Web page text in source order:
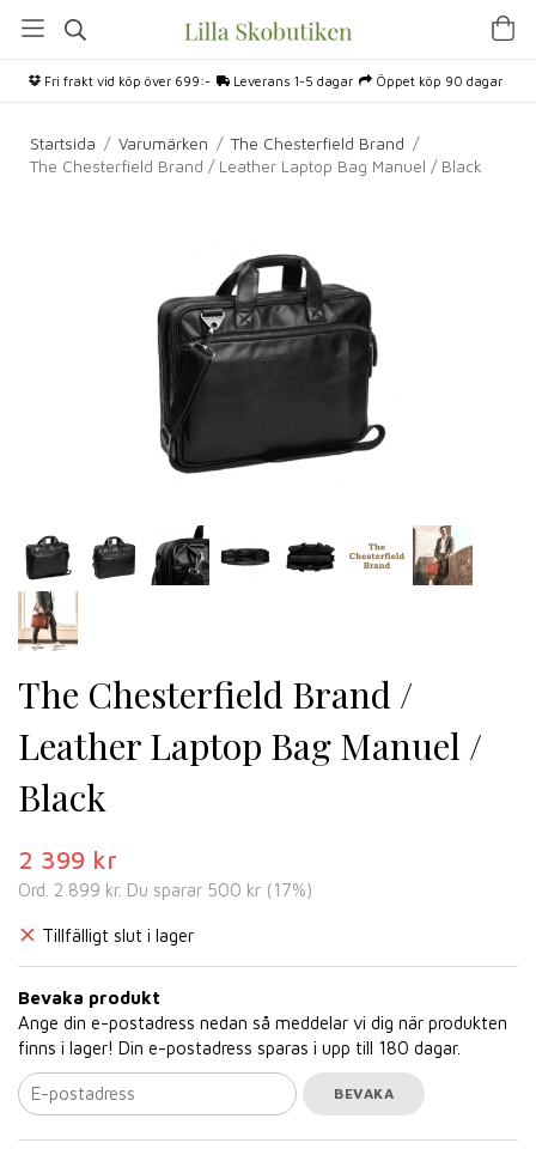
Fri frakt vid köp över 699:- Leverans 1-5 dagar Öppet köp 90 dagar
Startsida / Varumärken / The Chesterfield Brand /
The Chesterfield Brand / Leather Laptop Bag Manuel / Black
The Chesterfield Brand /
Leather Laptop Bag Manuel /
Black
2 399 kr
Ord. 2 899 kr. Du sparar 500 kr (17%)
Tillfälligt slut i lager
Bevaka produkt
Ange din e-postadress nedan så meddelar vi dig när produkten
finns i lager! Din e-postadress sparas i upp till 180 dagar.
BEVAKA